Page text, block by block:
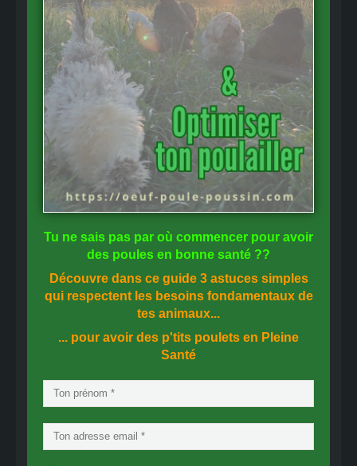
Tu ne sais pas par où commencer pour avoir
des poules en bonne santé ??
Découvre dans ce guide 3 astuces simples
qui respectent les besoins fondamentaux de
tes animaux...
... pour avoir des p'tits poulets en Pleine
Santé